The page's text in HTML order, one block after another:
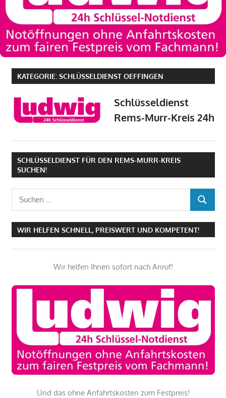
KATEGORIE: SCHLÜSSELDIENST OEFFINGEN
Schlüsseldienst
Rems-Murr-Kreis 24h
SCHLÜSSELDIENST FÜR DEN REMS-MURR-KREIS
SUCHEN!
Suchen
SUCHEN
WIR HELFEN SCHNELL, PREISWERT UND KOMPETENT!
Wir helfen Ihnen sofort nach Anruf!
Und das ohne Anfahrtskosten zum Festpreis!